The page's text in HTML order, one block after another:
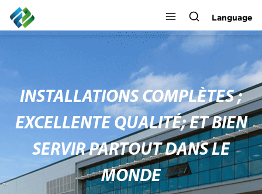
Language
INSTALLATIONS COMPLÈTES ;
EXCELLENTE QUALITÉ; ET BIEN
SERVIR PARTOUT DANS LE
MONDE